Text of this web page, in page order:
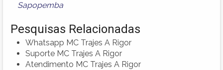
Sapopemba
Pesquisas Relacionadas
Whatsapp MC Trajes A Rigor
Suporte MC Trajes A Rigor
Atendimento MC Trajes A Rigor